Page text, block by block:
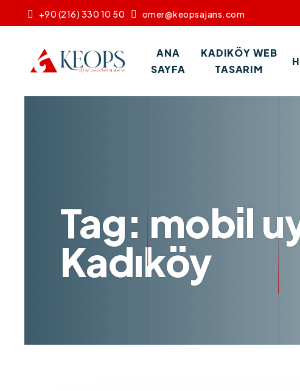
+90 (216) 330 10 50 omer@keopsajans.com
ANA
SAYFA
KADIKÖY WEB
TASARIM
Tag: mobil
Kadıköy